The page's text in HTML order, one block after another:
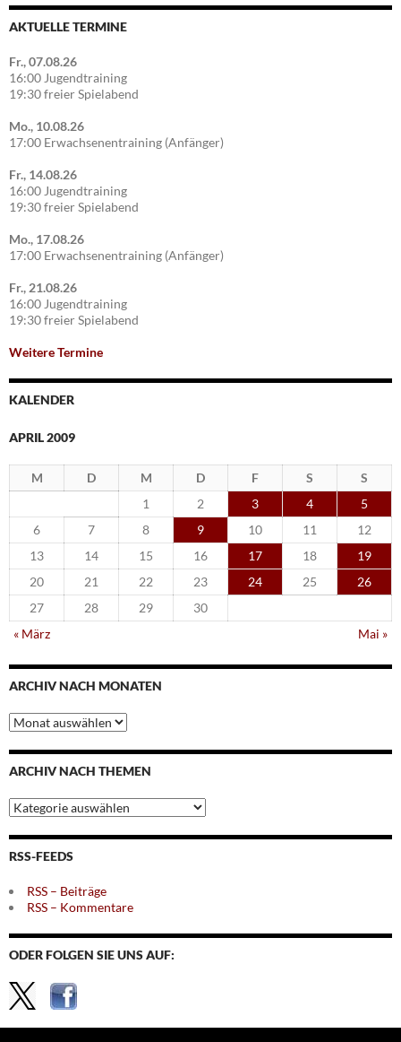
AKTUELLE TERMINE
Fr., 07.08.26
16:00 Jugendtraining
19:30 freier Spielabend
Mo., 10.08.26
17:00 Erwachsenentraining (Anfänger)
Fr., 14.08.26
16:00 Jugendtraining
19:30 freier Spielabend
Mo., 17.08.26
17:00 Erwachsenentraining (Anfänger)
Fr., 21.08.26
16:00 Jugendtraining
19:30 freier Spielabend
Weitere Termine
KALENDER
APRIL 2009
M D M D F S
S
1
2 3 4
5
6
7 8 9 10 11
12
13
14 15 16 17 18
19
20
21 22 23 24 25
26
27
28 29
30
« März
Mai »
ARCHIV NACH MONATEN
Archiv
nach
Monaten
ARCHIV NACH THEMEN
Archiv
nach
Themen
RSS-FEEDS
RSS – Beiträge
RSS – Kommentare
ODER FOLGEN SIE UNS AUF: